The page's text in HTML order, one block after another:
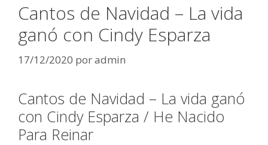
Cantos de Navidad – La vida
ganó con Cindy Esparza
17/12/2020 poradmin
Cantos de Navidad – La vida ganó
con Cindy Esparza / He Nacido
Para Reinar